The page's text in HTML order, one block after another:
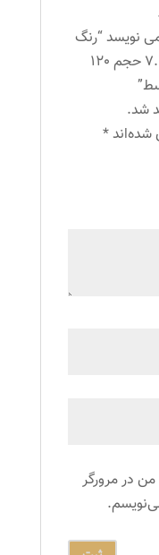
نویسد “رنگ
مو دوماسی سری دودی شماره 7.1 حجم 120
شد.
شده‌اند*
در مرورگر